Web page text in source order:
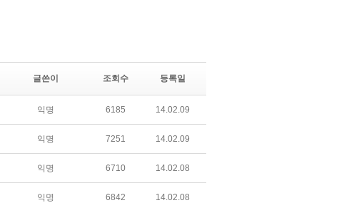
글쓴이 조회수 등록일
익명 6185 14.02.09
익명 7251 14.02.09
익명 6710 14.02.08
익명 6842 14.02.08